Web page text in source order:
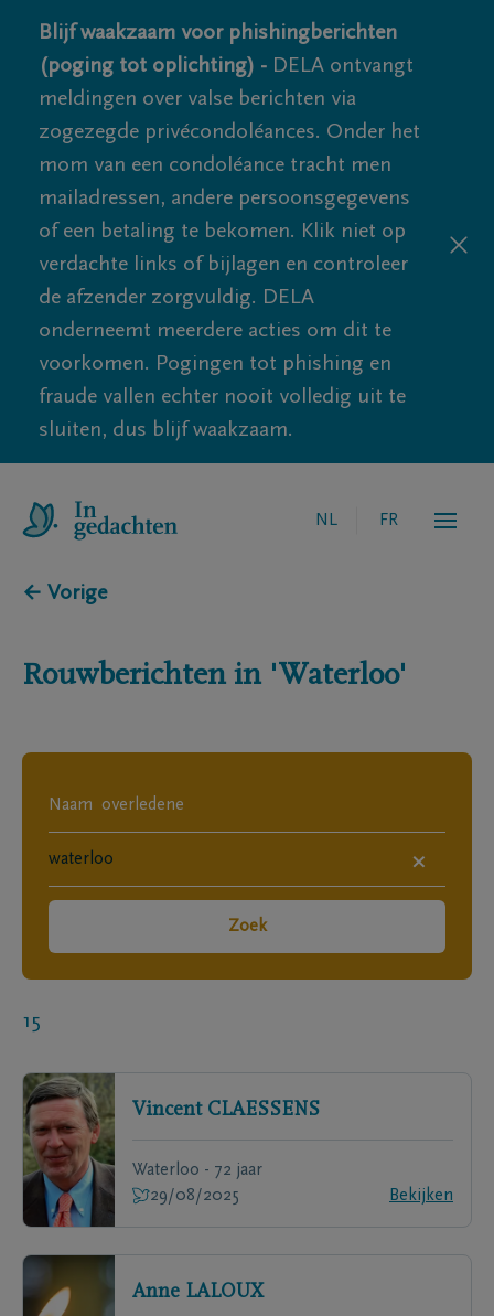
Blijf waakzaam voor phishingberichten
(poging tot oplichting) - DELA ontvangt
meldingen over valse berichten via
zogezegde privécondoléances. Onder het
mom van een condoléance tracht men
mailadressen, andere persoonsgegevens
of een betaling te bekomen. Klik niet op
verdachte links of bijlagen en controleer
de afzender zorgvuldig. DELA
onderneemt meerdere acties om dit te
voorkomen. Pogingen tot phishing en
fraude vallen echter nooit volledig uit te
sluiten, dus blijf waakzaam.
NL FR
← Vorige
Rouwberichten in 'Waterloo'
×
Zoek
15
Vincent CLAESSENS
Waterloo - 72 jaar
29/08/2025
Bekijken
Anne LALOUX